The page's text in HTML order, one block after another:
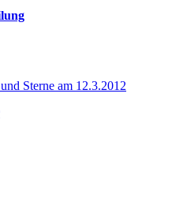
Sterne am 12.3.2012